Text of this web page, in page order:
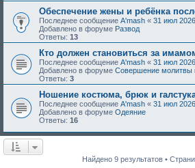
Обеспечение жены и ребёнка
Последнее сообщение A'mash « 31 июл
Добавлено в форуме Развод
Ответы: 13
Кто должен становиться за
Последнее сообщение A'mash « 31 июл
Добавлено в форуме Совершение молитвы
Ответы: 3
Ношение костюма, брюк и
Последнее сообщение A'mash « 31 июл
Добавлено в форуме Одеяние
Ответы: 16
Найдено 9 результатов •